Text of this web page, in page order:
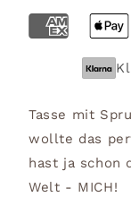
Tasse mit
wollte das
hast ja schon
Welt - MICH!